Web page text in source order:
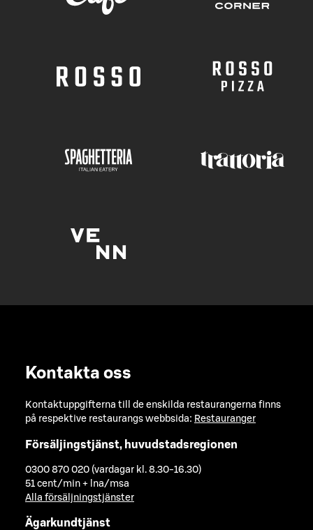
Kontakta oss
Kontaktuppgifterna till de enskilda restaurangerna finns
på respektive restaurangs webbsida: Restauranger
Försäljingstjänst, huvudstadsregionen
0300 870 020 (vardagar kl. 8.30-16.30)
51 cent/min + lna/msa
Alla försäljningstjänster
Ägarkundtjänst